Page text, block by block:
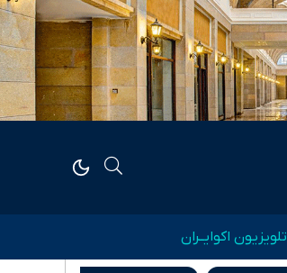
تلویزیون اکوایــران